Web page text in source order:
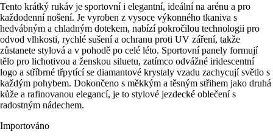
Tento krátký rukáv je sportovní i elegantní, ideální na arénu a pro
každodenní nošení. Je vyroben z vysoce výkonného tkaniva s
hedvábným a chladným dotekem, nabízí pokročilou technologii pro
odvod vlhkosti, rychlé sušení a ochranu proti UV záření, takže
zůstanete stylová a v pohodě po celé léto. Sportovní panely formují
tělo pro lichotivou a ženskou siluetu, zatímco odvážné iridescentní
logo a stříbrné třpytící se diamantové krystaly vzadu zachycují světlo s
každým pohybem. Dokončeno s měkkým a těsným střihem jako druhá
kůže a rafinovanou elegancí, je to stylové jezdecké oblečení s
radostným nádechem.
Importováno